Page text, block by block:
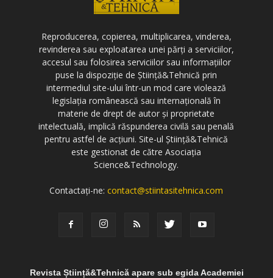
Reproducerea, copierea, multiplicarea, vinderea,
revinderea sau exploatarea unei părți a serviciilor,
accesul sau folosirea serviciilor sau informațiilor
puse la dispoziție de Știință&Tehnică prin
intermediul site-ului într-un mod care violează
legislația românească sau internațională în
materie de drept de autor și proprietate
intelectuală, implică răspunderea civilă sau penală
pentru astfel de acțiuni. Site-ul Știință&Tehnică
este gestionat de către Asociația
Science&Technology.
Contactați-ne:contact@stiintasitehnica.com
Revista Știință&Tehnică apare sub egida Academiei